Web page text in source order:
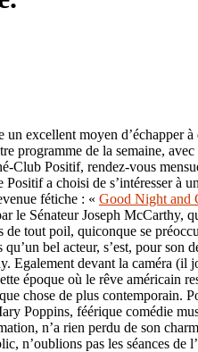
excellent moyen d’échapper
programme de la semaine,
Club Positif, rendez-vous
a choisi de s’intéresser
fétiche : « Good Night and
le Sénateur Joseph McCarthy,
tout poil, quiconque se
bel acteur, s’est, pour
Egalement devant la caméra
époque où le rêve
chose de plus contemporain.
Poppins, féérique comédie
n’a rien perdu de son
n’oublions pas les séances